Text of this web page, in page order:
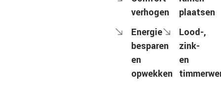
verhogen
Energie
besparen
en
opwekken
plaatsen
Lood-,
zink-
en